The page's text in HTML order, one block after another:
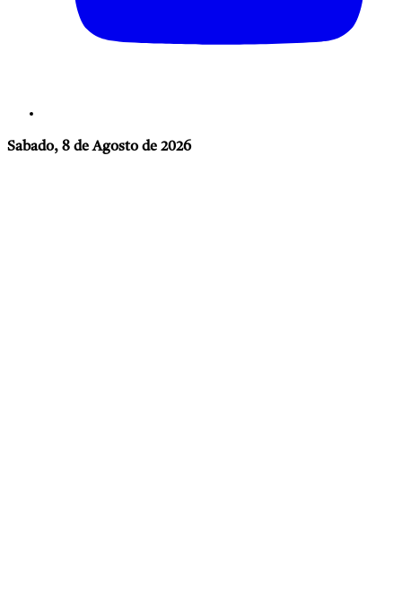
Sabado, 8 de Agosto de 2026